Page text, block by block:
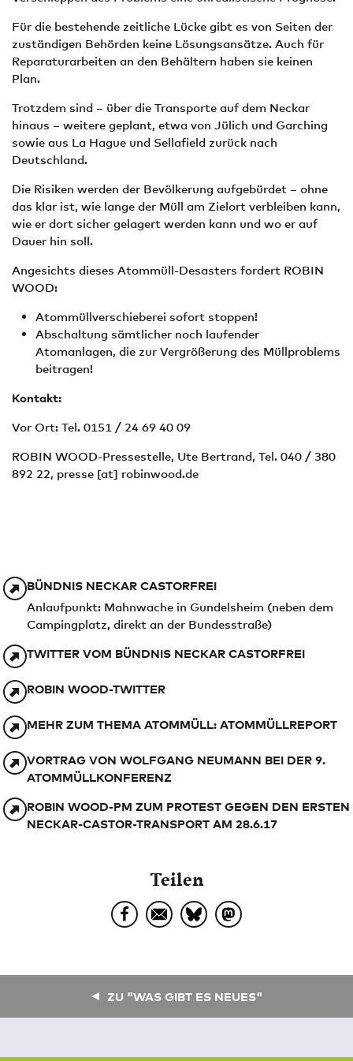
Für die bestehende zeitliche Lücke gibt es von Seiten der
zuständigen Behörden keine Lösungsansätze. Auch für
Reparaturarbeiten an den Behältern haben sie keinen
Plan.
Trotzdem sind – über die Transporte auf dem Neckar
hinaus – weitere geplant, etwa von Jülich und Garching
sowie aus La Hague und Sellafield zurück nach
Deutschland.
Die Risiken werden der Bevölkerung aufgebürdet – ohne
das klar ist, wie lange der Müll am Zielort verbleiben kann,
wie er dort sicher gelagert werden kann und wo er auf
Dauer hin soll.
Angesichts dieses Atommüll-Desasters fordert ROBIN
WOOD:
Atommüllverschieberei sofort stoppen!
Abschaltung sämtlicher noch laufender
Atomanlagen, die zur Vergrößerung des Müllproblems
beitragen!
Kontakt:
Vor Ort: Tel. 0151 / 24 69 40 09
ROBIN WOOD-Pressestelle, Ute Bertrand, Tel. 040 / 380
892 22, presse [at] robinwood.de
BÜNDNIS NECKAR CASTORFREI
Anlaufpunkt: Mahnwache in Gundelsheim (neben dem
Campingplatz, direkt an der Bundesstraße)
TWITTER VOM BÜNDNIS NECKAR CASTORFREI
ROBIN WOOD-TWITTER
MEHR ZUM THEMA ATOMMÜLL: ATOMMÜLLREPORT
VORTRAG VON WOLFGANG NEUMANN BEI DER 9.
ATOMMÜLLKONFERENZ
ROBIN WOOD-PM ZUM PROTEST GEGEN DEN ERSTEN
NECKAR-CASTOR-TRANSPORT AM 28.6.17
Teilen
ZU "WAS GIBT ES NEUES"